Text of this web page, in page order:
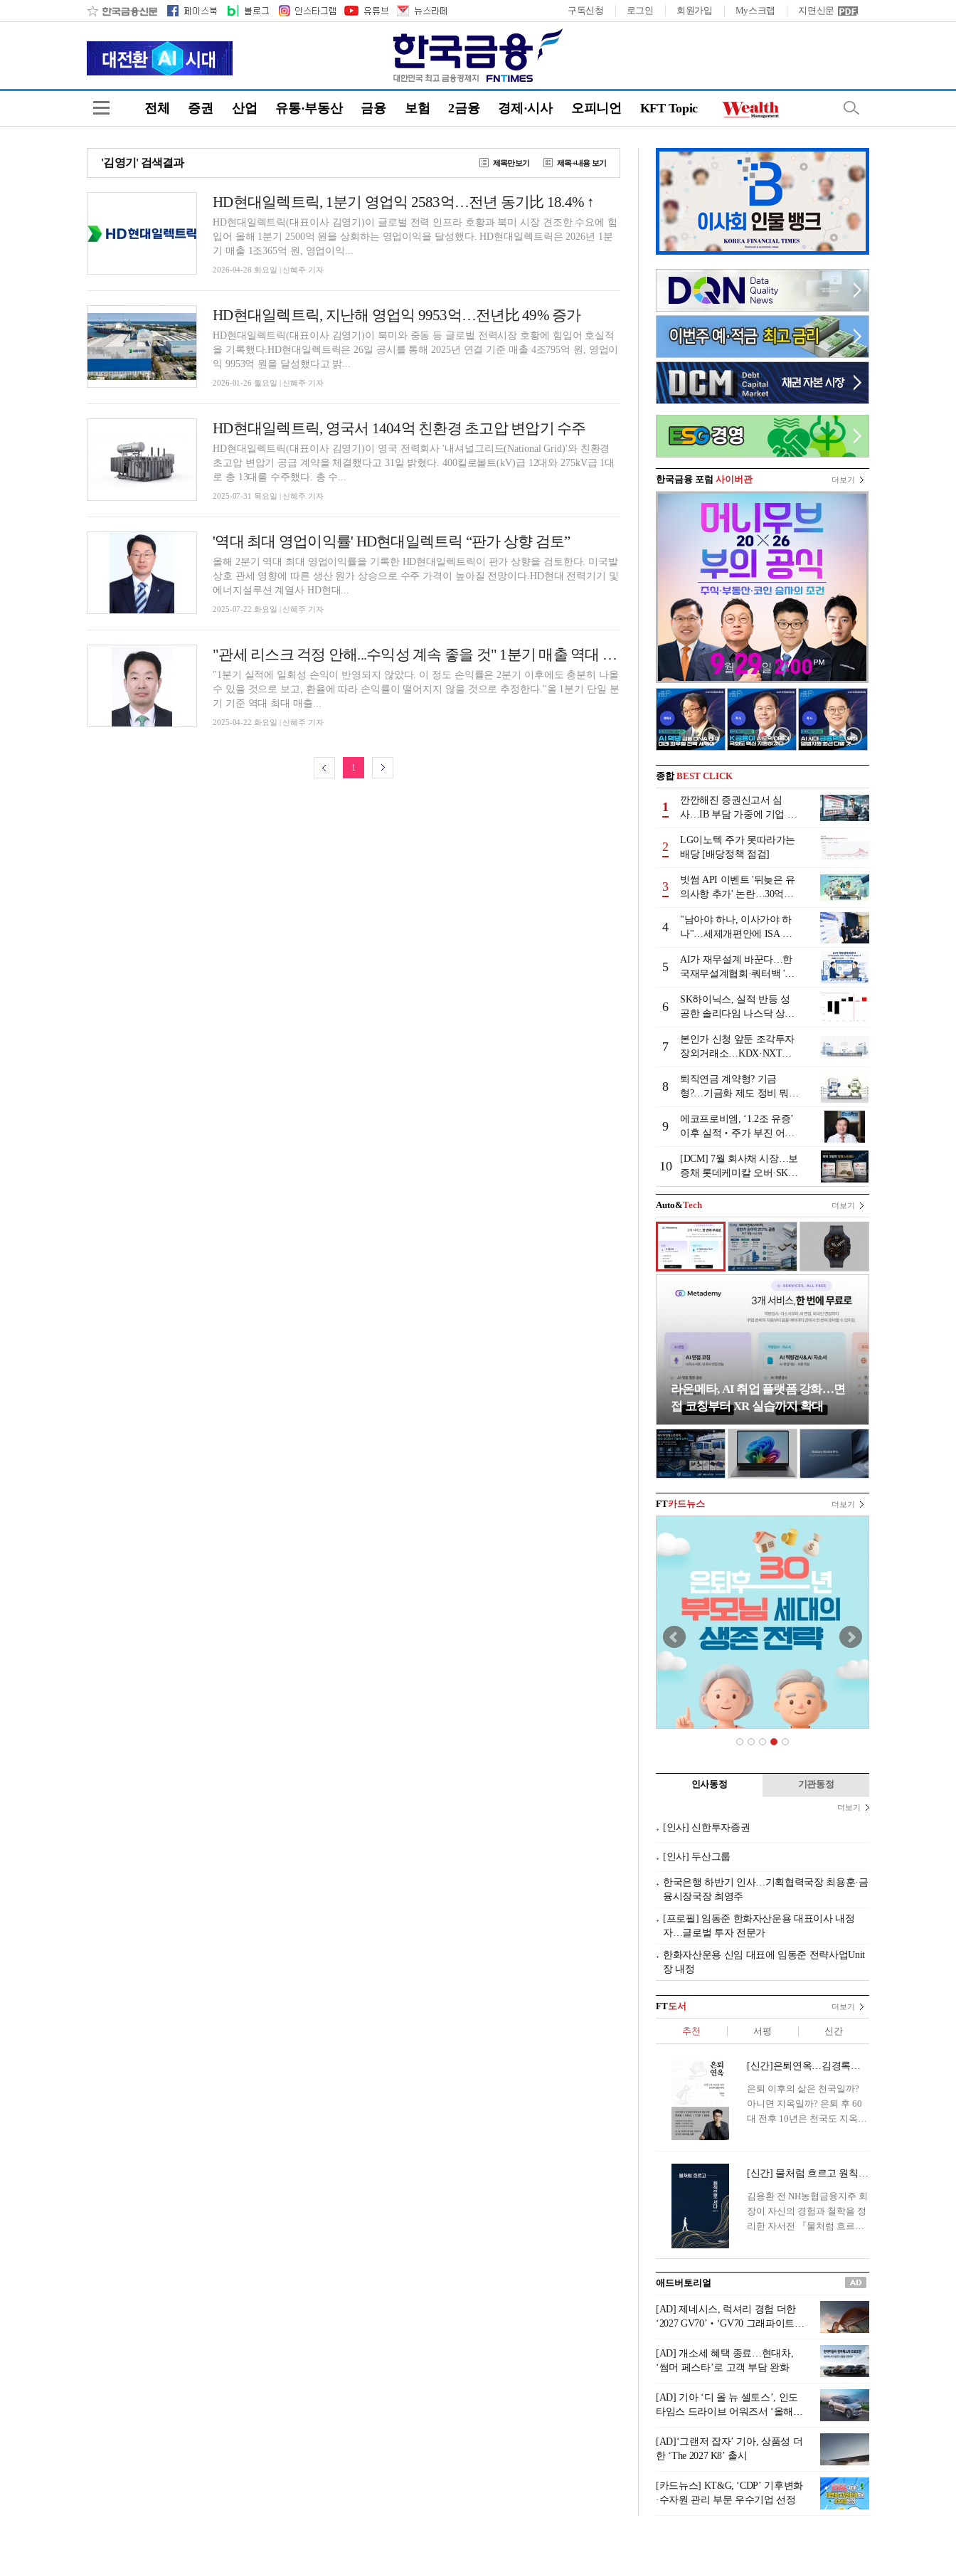
구독신청 로그인 회원가입 My스크랩 지면신문
전체 증권 산업 유통·부동산 금융 보험 2금융 경제·시사 오피니언 KFT Topic
'김영기' 검색결과 제목만보기 제목+내용 보기
HD현대일렉트릭, 1분기 영업익 2583억…전년 동기比 18.4% ↑
HD현대일렉트릭(대표이사 김영기)이 글로벌 전력 인프라 호황과 북미 시장 견조한 수요에 힘
입어 올해 1분기 2500억 원을 상회하는 영업이익을 달성했다. HD현대일렉트릭은 2026년 1분
기 매출 1조365억 원, 영업이익...
2026-04-28 화요일 | 신혜주 기자
HD현대일렉트릭, 지난해 영업익 9953억…전년比 49% 증가
HD현대일렉트릭(대표이사 김영기)이 북미와 중동 등 글로벌 전력시장 호황에 힘입어 호실적
을 기록했다.HD현대일렉트릭은 26일 공시를 통해 2025년 연결 기준 매출 4조795억 원, 영업이
익 9953억 원을 달성했다고 밝...
2026-01-26 월요일 | 신혜주 기자
HD현대일렉트릭, 영국서 1404억 친환경 초고압 변압기 수주
HD현대일렉트릭(대표이사 김영기)이 영국 전력회사 '내셔널그리드(National Grid)'와 친환경
초고압 변압기 공급 계약을 체결했다고 31일 밝혔다. 400킬로볼트(kV)급 12대와 275kV급 1대
로 총 13대를 수주했다. 총 수...
2025-07-31 목요일 | 신혜주 기자
'역대 최대 영업이익률' HD현대일렉트릭 “판가 상향 검토”
올해 2분기 역대 최대 영업이익률을 기록한 HD현대일렉트릭이 판가 상향을 검토한다. 미국발
상호 관세 영향에 따른 생산 원가 상승으로 수주 가격이 높아질 전망이다.HD현대 전력기기 및
에너지설루션 계열사 HD현대...
2025-07-22 화요일 | 신혜주 기자
"관세 리스크 걱정 안해...수익성 계속 좋을 것" 1분기 매출 역대 최대 HD현대일렉 '자신감'
"1분기 실적에 일회성 손익이 반영되지 않았다. 이 정도 손익률은 2분기 이후에도 충분히 나올
수 있을 것으로 보고, 환율에 따라 손익률이 떨어지지 않을 것으로 추정한다."올 1분기 단일 분
기 기준 역대 최대 매출...
2025-04-22 화요일 | 신혜주 기자
1
한국금융 포럼 사이버관 더보기
종합BEST CLICK
1
깐깐해진 증권신고서 심
사…IB 부담 가중에 기업 자
2
LG이노텍 주가 못따라가는
배당 [배당정책 점검]
3
빗썸 API 이벤트 '뒤늦은 유
의사항 추가' 논란…30억원
발
4
"남아야 하나, 이사가야 하
나"…세제개편안에 ISA 투
5
AI가 재무설계 바꾼다…한
국재무설계협회·쿼터백 '베
6
SK하이닉스, 실적 반등 성
공한 솔리다임 나스닥 상장
7
본인가 신청 앞둔 조각투자
장외거래소…KDX·NXT컨
8
퇴직연금 계약형? 기금
형?…기금화 제도 정비 뭐길
(상)]
9
에코프로비엠, ‘1.2조 유증’
이후 실적‧주가 부진 어쩌
10
[DCM] 7월 회사채 시장…보
증채 롯데케미칼 오버·SK에
코플랜트 언더 [7월 리뷰①]
Auto&Tech 더보기
라온메타, AI 취업 플랫폼 강화…면
접 코칭부터 XR 실습까지 확대
FT카드뉴스 더보기
인사동정 기관동정
더보기
[인사] 신한투자증권
[인사] 두산그룹
한국은행 하반기 인사…기획협력국장 최용훈·금
융시장국장 최영주
[프로필] 임동준 한화자산운용 대표이사 내정
자…글로벌 투자 전문가
한화자산운용 신임 대표에 임동준 전략사업Unit
장 내정
FT도서 더보기
추천 서평 신간
[신간]은퇴연옥…김경록의 은퇴 후 삶의 나침반
은퇴 이후의 삶은 천국일까?
아니면 지옥일까? 은퇴 후 60
대 전후 10년은 천국도 지옥도
은퇴 설계를 가이드해 온 김경
록 옵투스자산운용의 고문이
신간 『은퇴연옥』을 내놓았
다.단테는 지옥을 '모든 희망을
록 고문은 새로운 시각을 제시
0년의 과도기는 지옥이 아니라
정화와 성장의 공간인 ‘은퇴연
옥(Purgatory)’이라는 것이다.
연옥은 고통스럽지만 끝이 있
으며, 준비를 통해 천국으로 나
아갈 수 있는 희망의 장소라고
말한
[신간] 물처럼 흐르고 원칙으로 서다…김용환의 통찰을 담다
김용환 전 NH농협금융지주 회
장이 자신의 경험과 철학을 정
리한 자서전 『물처럼 흐르고
통 관료 출신으로 한국 금융의
주요 변곡점마다 중요한 역할
을 하고 금융 경영인으로서 큰
족적을 남긴 김 전 회장이 후배
세대에게 전하는 삶의 조언을
담은 인생 노트다.『물처럼 흐
르고 원칙으로 서다』는 단순
한 자서전을 넘어, 실패를 두려
워하지 않는 용기와 자신에 대
한 믿음이 어떻게 삶을 풍요롭
게 만드는지를 보여주는 지혜
의 보고로 평가된다.김용환 전
회장은 “인생의 목표가 크더라
도 조급해하지 말고 작은 것부
터 하나 하나 성취해 나가
라”고 조언한다. 뼈아픈 실패
조차 성공의 뼈대가 된다는 긍
애드버토리얼
[AD] 제네시스, 럭셔리 경험 더한
‘2027 GV70’‧‘GV70 그래파이트’
[AD] 개소세 혜택 종료…현대차,
‘썸머 페스타’로 고객 부담 완화
[AD] 기아 ‘디 올 뉴 셀토스’, 인도
타임스 드라이브 어워즈서 ‘올해의
[AD]‘그랜저 잡자’ 기아, 상품성 더
한 ‘The 2027 K8’ 출시
[카드뉴스] KT&G, ‘CDP’ 기후변화
·수자원 관리 부문 우수기업 선정